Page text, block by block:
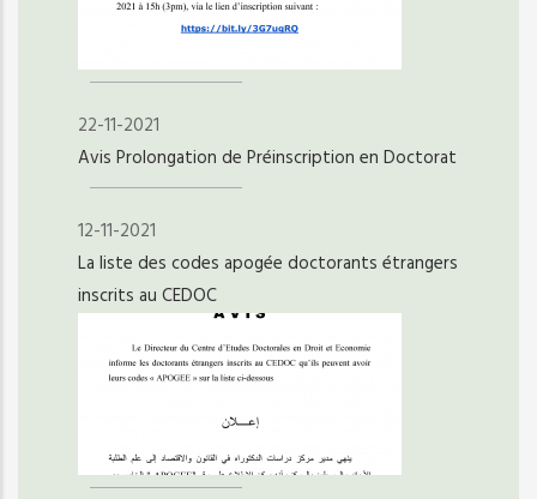
22-11-2021
Avis Prolongation de Préinscription en Doctorat
12-11-2021
La liste des codes apogée doctorants étrangers
inscrits au CEDOC